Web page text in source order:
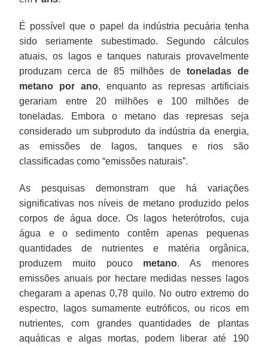
É possível que o papel da indústria pecuária tenha
sido seriamente subestimado. Segundo cálculos
atuais, os lagos e tanques naturais provavelmente
produzam cerca de 85 milhões de toneladas de
metano por ano, enquanto as represas artificiais
gerariam entre 20 milhões e 100 milhões de
toneladas. Embora o metano das represas seja
considerado um subproduto da indústria da energia,
as emissões de lagos, tanques e rios são
classificadas como “emissões naturais”.
As pesquisas demonstram que há variações
significativas nos níveis de metano produzido pelos
corpos de água doce. Os lagos heterótrofos, cuja
água e o sedimento contêm apenas pequenas
quantidades de nutrientes e matéria orgânica,
produzem muito pouco metano. As menores
emissões anuais por hectare medidas nesses lagos
chegaram a apenas 0,78 quilo. No outro extremo do
espectro, lagos sumamente eutróficos, ou ricos em
nutrientes, com grandes quantidades de plantas
aquáticas e algas mortas, podem liberar até 190